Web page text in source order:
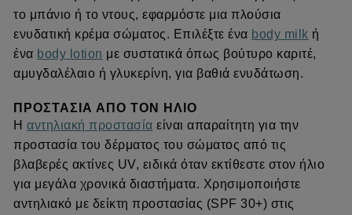
το μπάνιο ή το ντους, εφαρμόστε μια πλούσια
ενυδατική κρέμα σώματος. Επιλέξτε ένα body milk ή
ένα body lotion με συστατικά όπως βούτυρο καριτέ,
αμυγδαλέλαιο ή γλυκερίνη, για βαθιά ενυδάτωση.
ΠΡΟΣΤΑΣΊΑ ΑΠΌ ΤΟΝ ΉΛΙΟ
Η αντηλιακή προστασία είναι απαραίτητη για την
προστασία του δέρματος του σώματος από τις
βλαβερές ακτίνες UV, ειδικά όταν εκτίθεστε στον ήλιο
για μεγάλα χρονικά διαστήματα. Χρησιμοποιήστε
αντηλιακό με δείκτη προστασίας (SPF 30+) στις